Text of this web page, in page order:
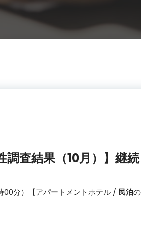
調査結果（10月）】継
分）【アパートメントホテル / 民泊